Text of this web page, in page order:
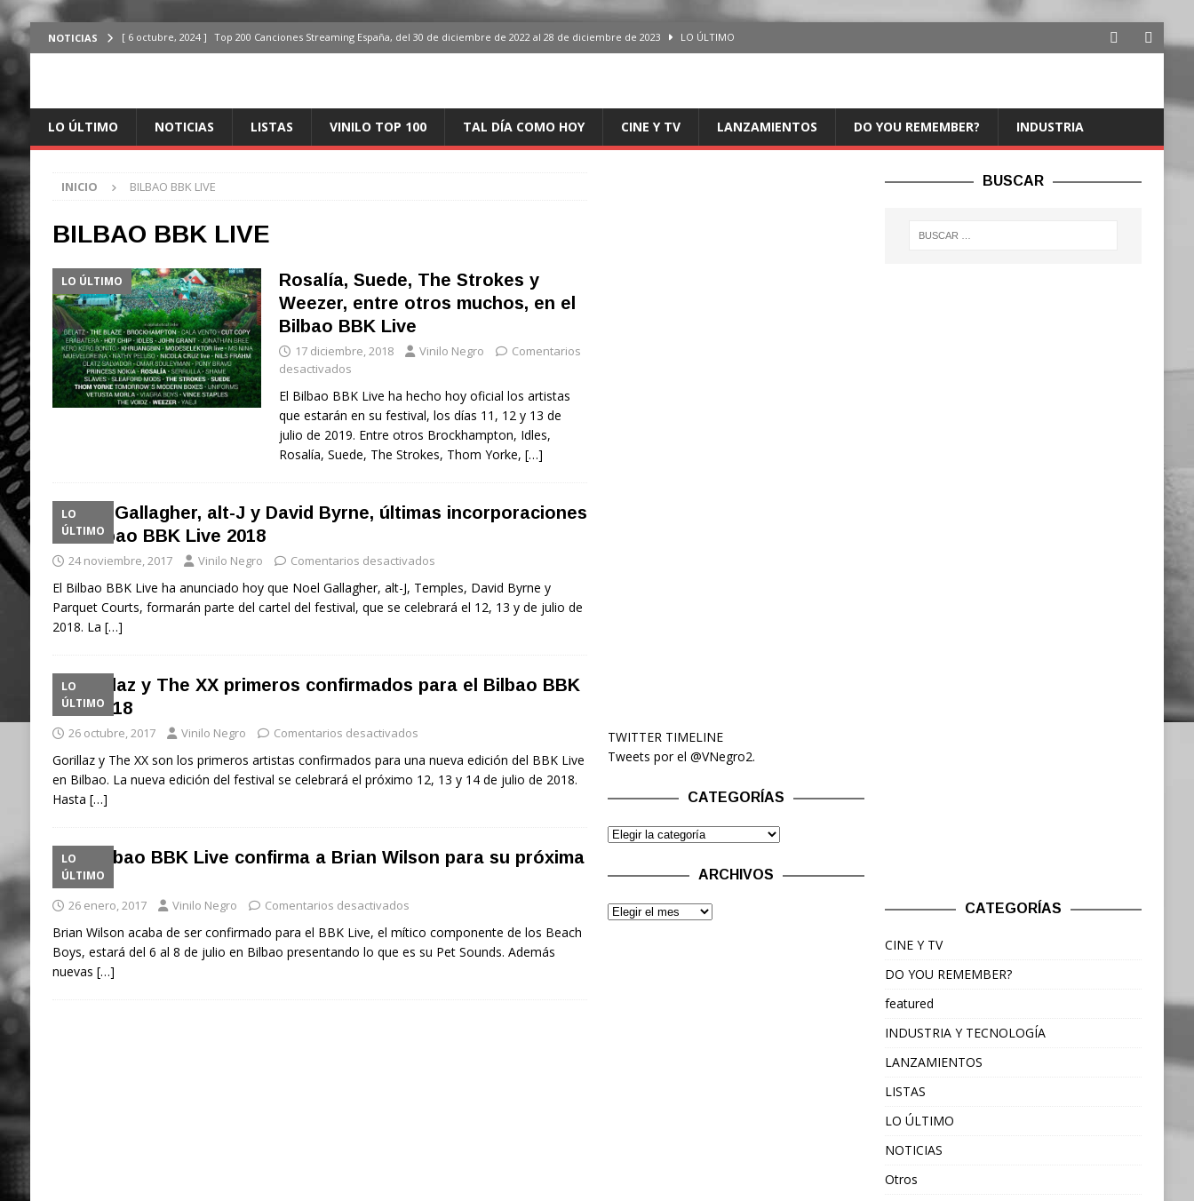
NOTICIAS [ 6 octubre, 2024 ] Top 200 Canciones Streaming España, del 30 de diciembre de 2022 al 28 de diciembre de 2023 LO ÚLTIMO
ÚLTIMO
ÚLTIMO
LO ÚLTIMO NOTICIAS LISTAS VINILO TOP 100 TAL DÍA COMO HOY CINE Y TV LANZAMIENTOS DO YOU REMEMBER? INDUSTRIA
INICIO BILBAO BBK LIVE
BILBAO BBK LIVE
LO ÚLTIMO
Rosalía, Suede, The Strokes y
Weezer, entre otros muchos, en el
Bilbao BBK Live
17 diciembre, 2018 Vinilo Negro
Comentarios
desactivados
El Bilbao BBK Live ha hecho hoy oficial los artistas
que estarán en su festival, los días 11, 12 y 13 de
julio de 2019. Entre otros Brockhampton, Idles,
Rosalía, Suede, The Strokes, Thom Yorke, […]
LO
ÚLTIMO
Noel Gallagher, alt-J y David Byrne, últimas incorporaciones
del Bilbao BBK Live 2018
24 noviembre, 2017 Vinilo Negro Comentarios desactivados
El Bilbao BBK Live ha anunciado hoy que Noel Gallagher, alt-J, Temples, David Byrne y
Parquet Courts, formarán parte del cartel del festival, que se celebrará el 12, 13 y de julio de
2018. La […]
LO
ÚLTIMO
Gorillaz y The XX primeros confirmados para el Bilbao BBK
Live 2018
26 octubre, 2017 Vinilo Negro Comentarios desactivados
Gorillaz y The XX son los primeros artistas confirmados para una nueva edición del BBK Live
en Bilbao. La nueva edición del festival se celebrará el próximo 12, 13 y 14 de julio de 2018.
Hasta […]
LO
ÚLTIMO
El Bilbao BBK Live confirma a Brian Wilson para su próxima
edición
26 enero, 2017 Vinilo Negro Comentarios desactivados
Brian Wilson acaba de ser confirmado para el BBK Live, el mítico componente de los Beach
Boys, estará del 6 al 8 de julio en Bilbao presentando lo que es su Pet Sounds. Además
nuevas […]
TWITTER TIMELINE
Tweets por el @VNegro2.
CATEGORÍAS
ARCHIVOS
BUSCAR
CATEGORÍAS
CINE Y TV
DO YOU REMEMBER?
featured
INDUSTRIA Y TECNOLOGÍA
LANZAMIENTOS
LISTAS
LO ÚLTIMO
NOTICIAS
Otros